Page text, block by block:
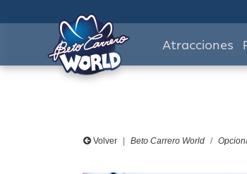
Atracciones
Volver Beto Carrero World